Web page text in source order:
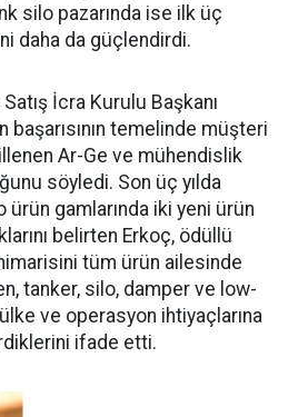
silo pazarında ise ilk üç
daha da güçlen­dirdi.
İcra Kurulu Başkanı
başarısının teme­linde müşteri
Ar-Ge ve mühendislik
söy­ledi. Son üç yılda
gamlarında iki yeni ürün
belirten Erkoç, ödüllü
tüm ürün ailesinde
tanker, silo, damper ve low­
ve ope­rasyon ihtiyaçlarına
ifade etti.